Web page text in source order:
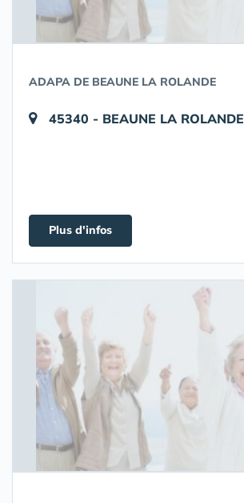
ADAPA DE BEAUNE LA ROLANDE
45340 - BEAUNE LA ROLANDE
Plus d'infos